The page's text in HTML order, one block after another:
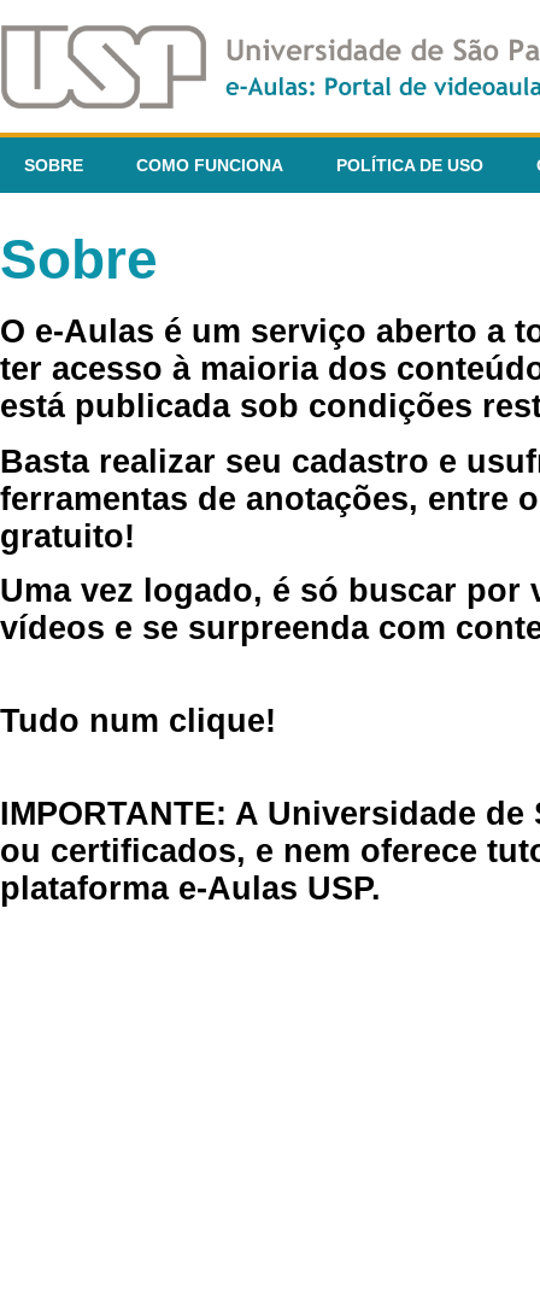
SOBRE COMO FUNCIONA POLÍTICA DE USO
Sobre
O e-Aulas é um serviço aberto a
ter acesso à maioria dos
está publicada sob condições
Basta realizar seu cadastro e
ferramentas de anotações, entre
gratuito!
Uma vez logado, é só buscar por
vídeos e se surpreenda com
Tudo num clique!
IMPORTANTE: A Universidade
ou certificados, e nem oferece
plataforma e-Aulas USP.